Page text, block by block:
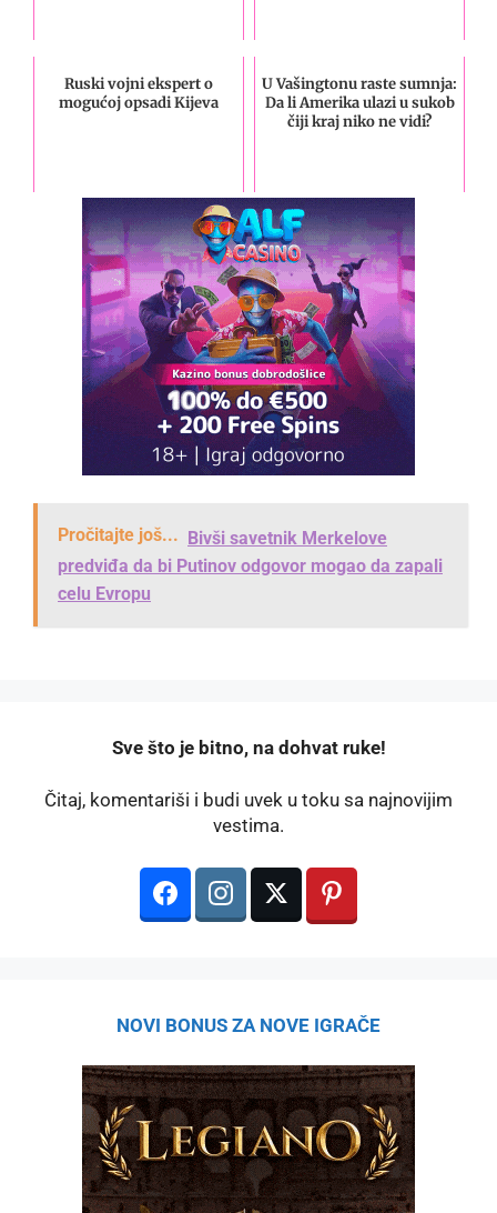
Ruski vojni ekspert o
mogućoj opsadi Kijeva
U Vašingtonu raste sumnja:
Da li Amerika ulazi u sukob
čiji kraj niko ne vidi?
Pročitajte još...
Bivši savetnik Merkelove
predviđa da bi Putinov odgovor mogao da zapali
celu Evropu
️Sve što je bitno, na dohvat ruke!
Čitaj, komentariši i budi uvek u toku sa najnovijim
vestima.
NOVI BONUS ZA NOVE IGRAČE